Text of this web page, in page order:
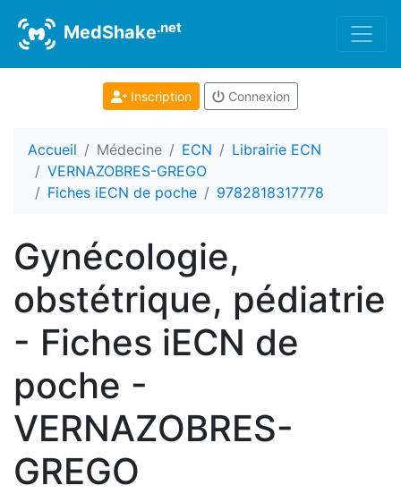
MedShake.net
Inscription Connexion
Accueil Médecine ECN
Librairie ECN
VERNAZOBRES-GREGO
Fiches iECN de poche
9782818317778
Gynécologie,
obstétrique, pédiatrie
- Fiches iECN de
poche -
VERNAZOBRES-
GREGO